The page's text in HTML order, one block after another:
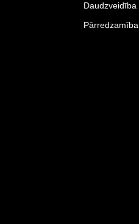
Daudzveidība
Pārredzamība